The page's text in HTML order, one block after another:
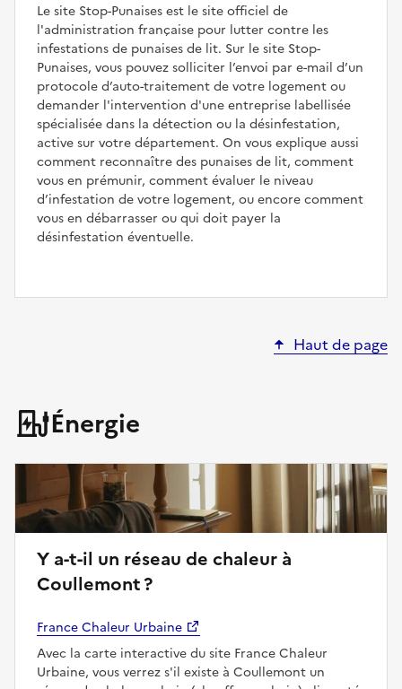
Le site Stop-Punaises est le site officiel de
l'administration française pour lutter contre les
infestations de punaises de lit. Sur le site Stop-
Punaises, vous pouvez solliciter l’envoi par e-mail d’un
protocole d’auto-traitement de votre logement ou
demander l'intervention d'une entreprise labellisée
spécialisée dans la détection ou la désinfestation,
active sur votre département. On vous explique aussi
comment reconnaître des punaises de lit, comment
vous en prémunir, comment évaluer le niveau
d’infestation de votre logement, ou encore comment
vous en débarrasser ou qui doit payer la
désinfestation éventuelle.
Haut de page
Énergie
Y a-t-il un réseau de chaleur à
Coullemont ?
France Chaleur Urbaine
Avec la carte interactive du site France Chaleur
Urbaine, vous verrez s'il existe à Coullemont un